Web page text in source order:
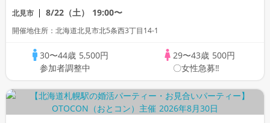
員会話/WhiteKey AI Matching/マッチン
グあり
北見市 8/22（土） 19:00〜
開催地住所：北海道北見市北5条西3丁目14-1
30〜44歳 5,500円
参加者調整中
29〜43歳 500円
〇女性急募‼